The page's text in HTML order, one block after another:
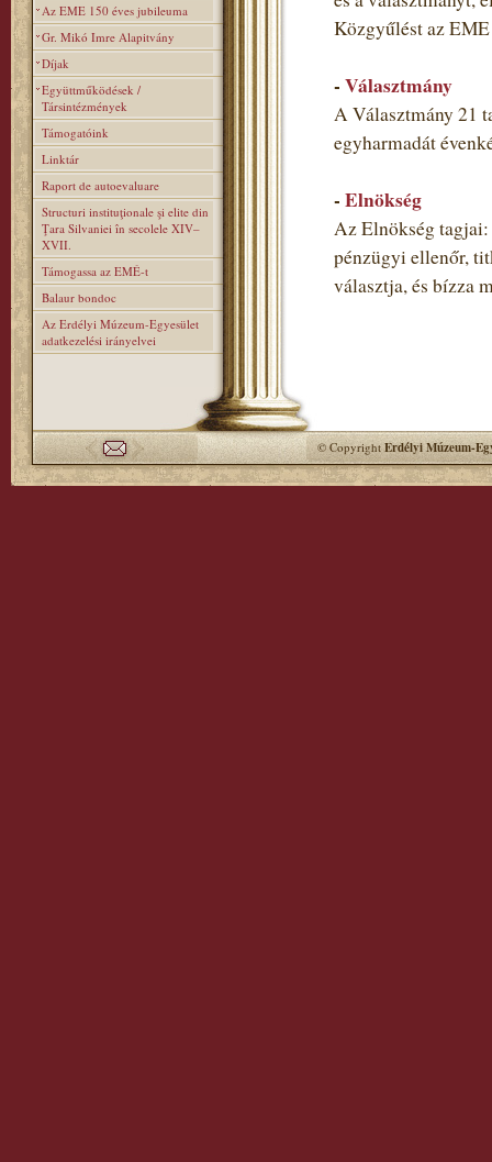
Az EME 150 éves jubileuma
Gr. Mikó Imre Alapitvány
Díjak
Együttműködések /
Társintézmények
Támogatóink
Linktár
Raport de autoevaluare
Structuri instituţionale şi elite din
Ţara Silvaniei în secolele XIV–
XVII.
Támogassa az EMÉ-t
Balaur bondoc
Az Erdélyi Múzeum-Egyesület
adatkezelési irányelvei
Közgyűlést az
- Választmány
A Választmány 21
egyharmadát
- Elnökség
Az Elnökség
pénzügyi ellenőr,
választja, és bízza
© CopyrightErdélyi Múzeum-